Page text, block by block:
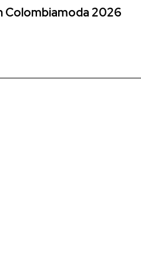
Colombiamoda 2026